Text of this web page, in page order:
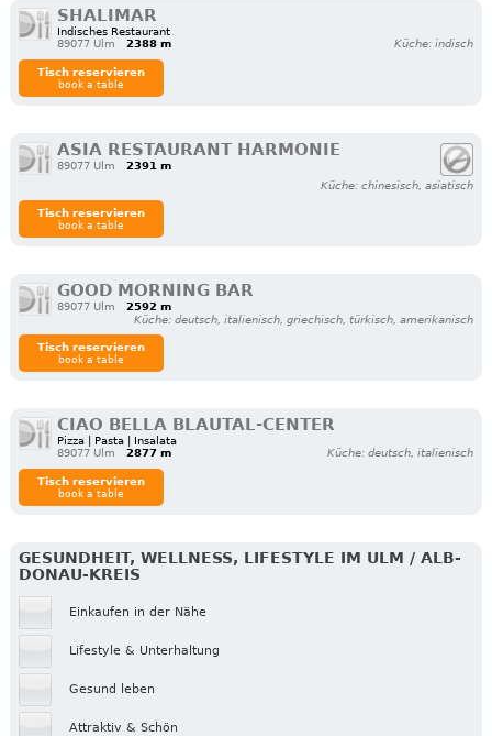
SHALIMAR
Indisches Restaurant
89077 Ulm
2388 m Küche: indisch
Tisch reservieren
book a table
ASIA RESTAURANT HARMONIE
89077 Ulm
2391 m
Küche: chinesisch, asiatisch
Tisch reservieren
book a table
GOOD MORNING BAR
89077 Ulm
2592 m
Küche: deutsch, italienisch, griechisch, türkisch, amerikanisch
Tisch reservieren
book a table
CIAO BELLA BLAUTAL-CENTER
Pizza | Pasta | Insalata
89077 Ulm
2877 m Küche: deutsch, italienisch
Tisch reservieren
book a table
GESUNDHEIT, WELLNESS, LIFESTYLE IM ULM / ALB-
DONAU-KREIS
Einkaufen in der Nähe
Lifestyle & Unterhaltung
Gesund leben
Attraktiv & Schön